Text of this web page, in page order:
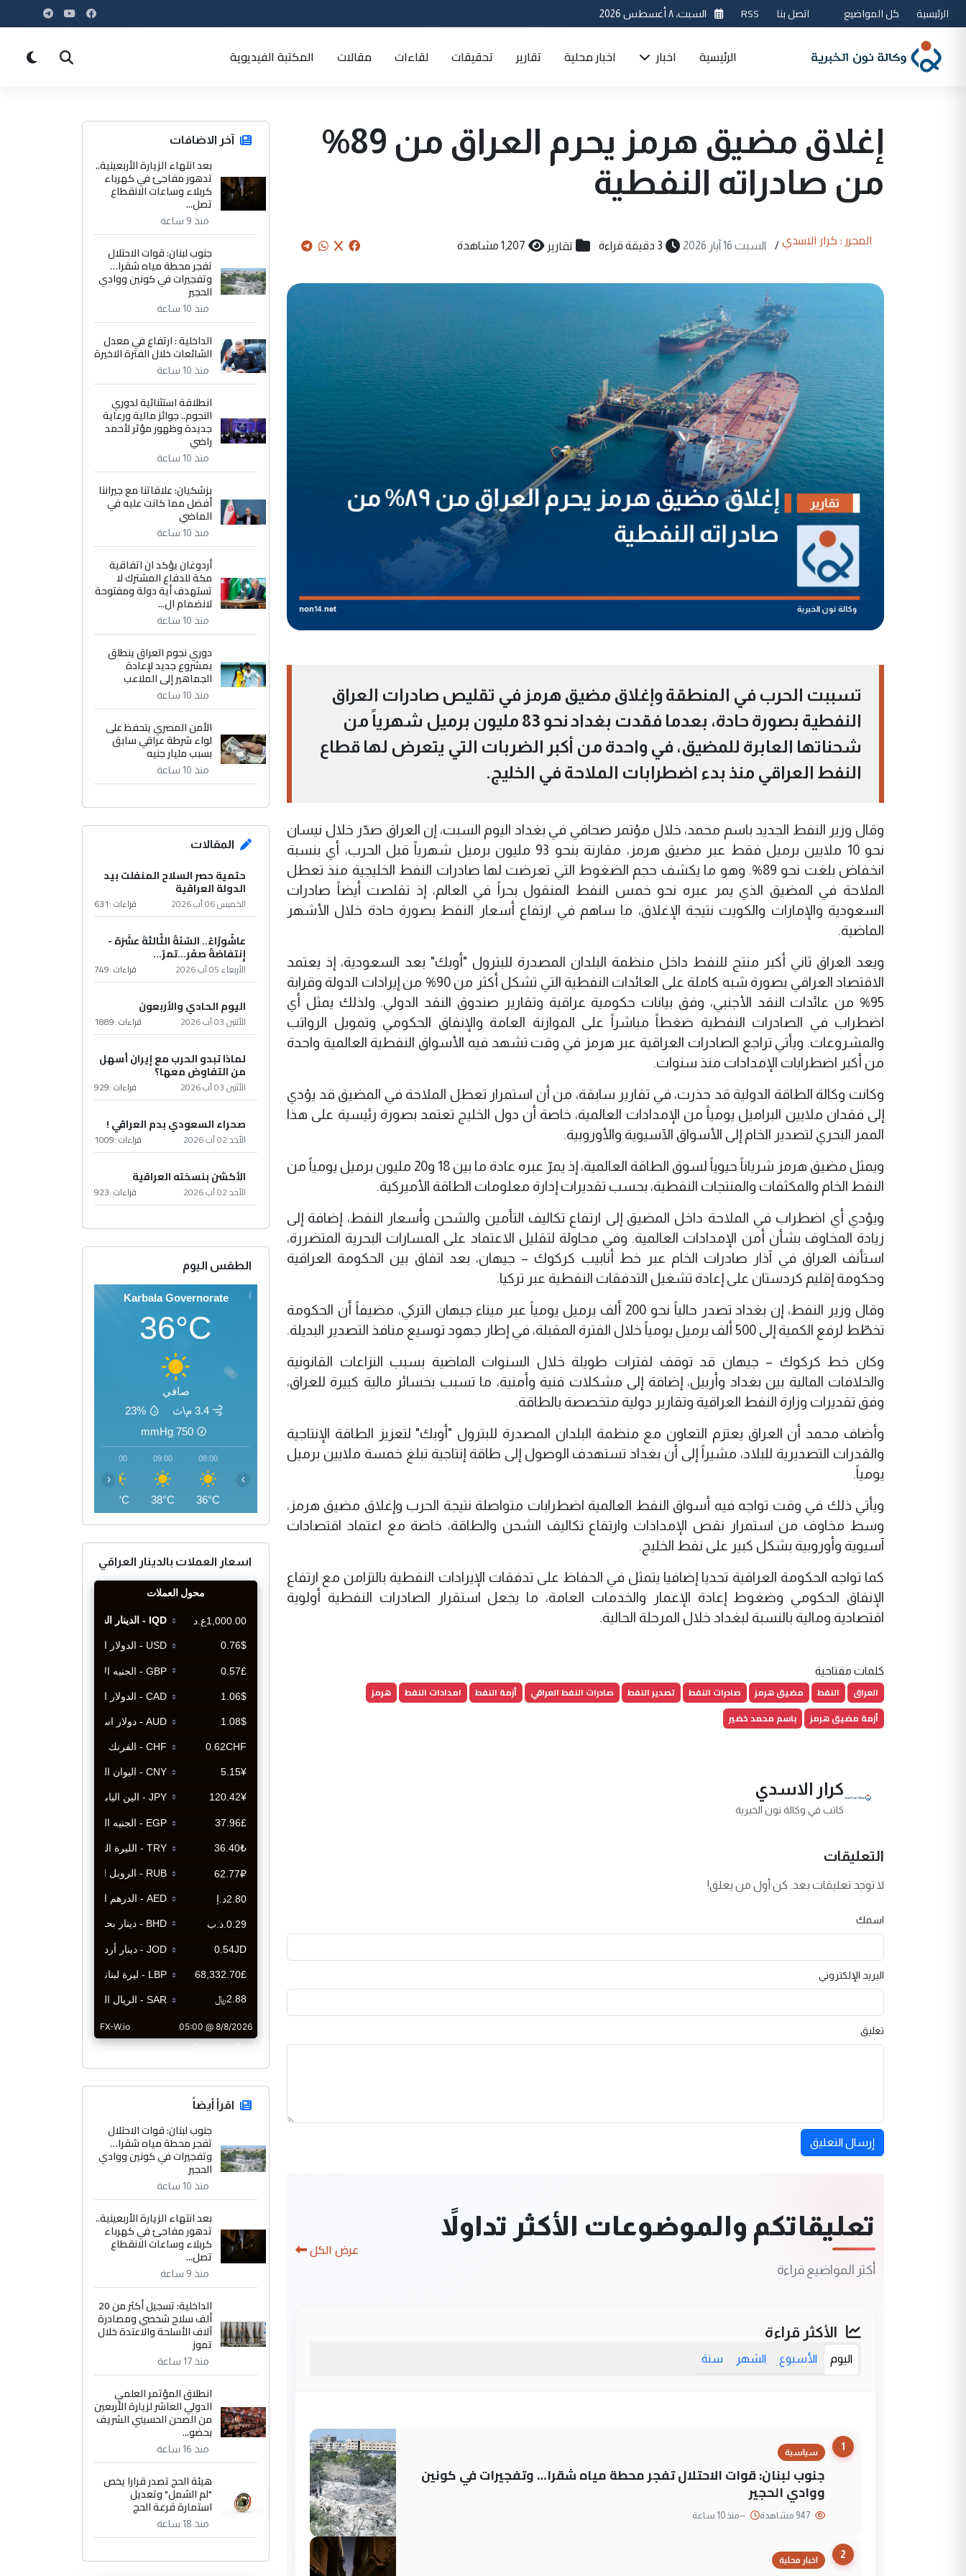
الرئيسية كل المواضيع اتصل بنا RSS السبت، ٨ أغسطس 2026
الرئيسية اخبار اخبار محلية تقارير تحقيقات لقاءات مقالات المكتبة الفيديوية
إغلاق مضيق هرمز يحرم العراق من 89%
من صادراته النفطية
المحرر : كرار الاسدي / السبت 16 آيار 2026 3 دقيقة قراءة تقارير 1,207 مشاهدة
تسببت الحرب في المنطقة وإغلاق مضيق هرمز في تقليص صادرات العراق
النفطية بصورة حادة، بعدما فقدت بغداد نحو 83 مليون برميل شهرياً من
شحناتها العابرة للمضيق، في واحدة من أكبر الضربات التي يتعرض لها قطاع
النفط العراقي منذ بدء اضطرابات الملاحة في الخليج.
وقال وزير النفط الجديد باسم محمد، خلال مؤتمر صحافي في بغداد اليوم السبت، إن العراق صدّر خلال نيسان
نحو 10 ملايين برميل فقط عبر مضيق هرمز، مقارنة بنحو 93 مليون برميل شهرياً قبل الحرب، أي بنسبة
انخفاض بلغت نحو 89%. وهو ما يكشف حجم الضغوط التي تعرضت لها صادرات النفط الخليجية منذ تعطل
الملاحة في المضيق الذي يمر عبره نحو خمس النفط المنقول بحراً في العالم، إذ تقلصت أيضاً صادرات
السعودية والإمارات والكويت نتيجة الإغلاق، ما ساهم في ارتفاع أسعار النفط بصورة حادة خلال الأشهر
الماضية.
ويعد العراق ثاني أكبر منتج للنفط داخل منظمة البلدان المصدرة للبترول "أوبك" بعد السعودية، إذ يعتمد
الاقتصاد العراقي بصورة شبه كاملة على العائدات النفطية التي تشكل أكثر من 90% من إيرادات الدولة وقرابة
95% من عائدات النقد الأجنبي، وفق بيانات حكومية عراقية وتقارير صندوق النقد الدولي. ولذلك يمثل أي
اضطراب في الصادرات النفطية ضغطاً مباشراً على الموازنة العامة والإنفاق الحكومي وتمويل الرواتب
والمشروعات. ويأتي تراجع الصادرات العراقية عبر هرمز في وقت تشهد فيه الأسواق النفطية العالمية واحدة
من أكبر اضطرابات الإمدادات منذ سنوات.
وكانت وكالة الطاقة الدولية قد حذرت، في تقارير سابقة، من أن استمرار تعطل الملاحة في المضيق قد يؤدي
إلى فقدان ملايين البراميل يومياً من الإمدادات العالمية، خاصة أن دول الخليج تعتمد بصورة رئيسية على هذا
الممر البحري لتصدير الخام إلى الأسواق الآسيوية والأوروبية.
ويمثل مضيق هرمز شرياناً حيوياً لسوق الطاقة العالمية، إذ يمرّ عبره عادة ما بين 18 و20 مليون برميل يومياً من
النفط الخام والمكثفات والمنتجات النفطية، بحسب تقديرات إدارة معلومات الطاقة الأميركية.
ويؤدي أي اضطراب في الملاحة داخل المضيق إلى ارتفاع تكاليف التأمين والشحن وأسعار النفط، إضافة إلى
زيادة المخاوف بشأن أمن الإمدادات العالمية. وفي محاولة لتقليل الاعتماد على المسارات البحرية المتضررة،
استأنف العراق في آذار صادرات الخام عبر خط أنابيب كركوك – جيهان، بعد اتفاق بين الحكومة العراقية
وحكومة إقليم كردستان على إعادة تشغيل التدفقات النفطية عبر تركيا.
وقال وزير النفط، إن بغداد تصدر حالياً نحو 200 ألف برميل يومياً عبر ميناء جيهان التركي، مضيفاً أن الحكومة
تخطّط لرفع الكمية إلى 500 ألف برميل يومياً خلال الفترة المقبلة، في إطار جهود توسيع منافذ التصدير البديلة.
وكان خط كركوك – جيهان قد توقف لفترات طويلة خلال السنوات الماضية بسبب النزاعات القانونية
والخلافات المالية بين بغداد وأربيل، إضافة إلى مشكلات فنية وأمنية، ما تسبب بخسائر مالية كبيرة للعراق،
وفق تقديرات وزارة النفط العراقية وتقارير دولية متخصصة بالطاقة.
وأضاف محمد أن العراق يعتزم التعاون مع منظمة البلدان المصدرة للبترول "أوبك" لتعزيز الطاقة الإنتاجية
والقدرات التصديرية للبلاد، مشيراً إلى أن بغداد تستهدف الوصول إلى طاقة إنتاجية تبلغ خمسة ملايين برميل
يومياً.
ويأتي ذلك في وقت تواجه فيه أسواق النفط العالمية اضطرابات متواصلة نتيجة الحرب وإغلاق مضيق هرمز،
وسط مخاوف من استمرار نقص الإمدادات وارتفاع تكاليف الشحن والطاقة، خاصة مع اعتماد اقتصادات
آسيوية وأوروبية بشكل كبير على نفط الخليج.
كما تواجه الحكومة العراقية تحديا إضافيا يتمثل في الحفاظ على تدفقات الإيرادات النفطية بالتزامن مع ارتفاع
الإنفاق الحكومي وضغوط إعادة الإعمار والخدمات العامة، ما يجعل استقرار الصادرات النفطية أولوية
اقتصادية ومالية بالنسبة لبغداد خلال المرحلة الحالية.
كلمات مفتاحية
العراق النفط مضيق هرمز صادرات النفط تصدير النفط صادرات النفط العراقي أزمة النفط امدادات النفط
هرمز
أزمة مضيق هرمز
باسم محمد خضير
كرار الاسدي
كاتب في وكالة نون الخبرية
التعليقات
لا توجد تعليقات بعد. كن أول من يعلق!
اسمك
البريد الإلكتروني
تعليق
إرسال التعليق
تعليقاتكم والموضوعات الأكثر تداولاً
أكثر المواضيع قراءة
عرض الكل
الأكثر قراءة
اليوم الأسبوع الشهر سنة
1
سياسية
جنوب لبنان: قوات الاحتلال تفجر محطة مياه شقرا… وتفجيرات في كونين
ووادي الحجير
--منذ 10 ساعة
2
اخبار محلية
آخر الاضافات
بعد انتهاء الزيارة الأربعينية..
تدهور مفاجئ في كهرباء
كربلاء وساعات الانقطاع
تصل...
منذ 9 ساعة
جنوب لبنان: قوات الاحتلال
تفجر محطة مياه شقرا…
وتفجيرات في كونين ووادي
الحجير
منذ 10 ساعة
الداخلية : ارتفاع في معدل
الشائعات خلال الفترة الاخيرة
منذ 10 ساعة
انطلاقة استثنائية لدوري
النجوم.. جوائز مالية ورعاية
جديدة وظهور مؤثر لأحمد
راضي
منذ 10 ساعة
بزشكيان: علاقاتنا مع جيراننا
أفضل مما كانت عليه في
الماضي
منذ 10 ساعة
أردوغان يؤكد ان اتفاقية
مكة للدفاع المشترك لا
تستهدف أية دولة ومفتوحة
لانضمام ال...
منذ 10 ساعة
دوري نجوم العراق ينطلق
بمشروع جديد لإعادة
الجماهير إلى الملاعب
منذ 10 ساعة
الأمن المصري يتحفظ على
لواء شرطة عراقي سابق
بسبب مليار جنيه
منذ 10 ساعة
المقالات
حتمية حصر السلاح المنفلت بيد
الدولة العراقية
الخميس 06 آب 2026 قراءات :631
عاشُورْاءُ.. السّنَةُ الثّالثةَ عشَرَة -
إِنتفاضةُ صفَر…تمرّ...
الأربعاء 05 آب 2026 قراءات :749
اليوم الحادي والأربعون
الأثنين 03 آب 2026 قراءات :1889
لماذا تبدو الحرب مع إيران أسهل
من التفاوض معها؟
الأثنين 03 آب 2026 قراءات :929
صحراء السعودي بدم العراقي !
الأحد 02 آب 2026 قراءات :1009
الأكشن بنسخته العراقية
الأحد 02 آب 2026 قراءات :923
الطقس اليوم
Karbala Governorate
36°C
صافي
3.4 م\ث
23%
750
mmHg
08:00
36°C
09:00
38°C
10:00
41°C
‹ ›
اسعار العملات بالدينار العراقي
CurrencyRate
اقرأ أيضاً
جنوب لبنان: قوات الاحتلال
تفجر محطة مياه شقرا…
وتفجيرات في كونين ووادي
الحجير
منذ 10 ساعة
بعد انتهاء الزيارة الأربعينية..
تدهور مفاجئ في كهرباء
كربلاء وساعات الانقطاع
تصل...
منذ 9 ساعة
الداخلية: تسجيل أكثر من 20
ألف سلاح شخصي ومصادرة
آلاف الأسلحة والاعتدة خلال
تموز
منذ 17 ساعة
انطلاق المؤتمر العلمي
الدولي العاشر لزيارة الأربعين
من الصحن الحسيني الشريف
بحضو...
منذ 16 ساعة
هيئة الحج تصدر قرارا يخص
"لم الشمل" وتعديل
استمارة قرعة الحج
منذ 18 ساعة